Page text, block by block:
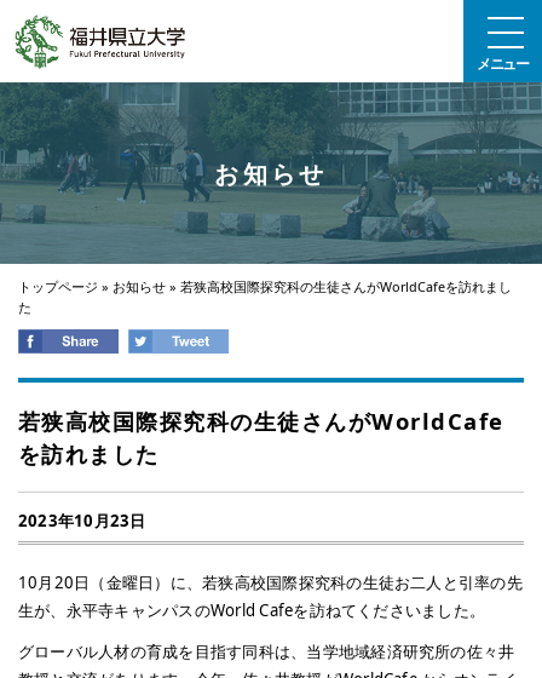
メニュー
お知らせ
トップページ » お知らせ » 若狭高校国際探究科の生徒さんがWorldCafeを訪れまし
た
若狭高校国際探究科の生徒さんがWorldCafe
を訪れました
2023年10月23日
10月20日（金曜日）に、若狭高校国際探究科の生徒お二人と引率の先
生が、永平寺キャンパスのWorld Cafeを訪ねてくださいました。
グローバル人材の育成を目指す同科は、当学地域経済研究所の佐々井